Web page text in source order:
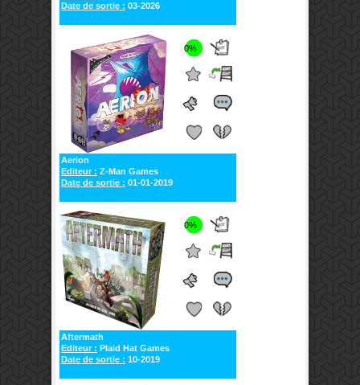
Date de sortie : 03-2026
0%
Aerion
Editeur : Z-Man Games
Date de sortie : 01-01-2019
0%
Aftermath
Editeur : Plaid Hat Games
Date de sortie : 10-2019